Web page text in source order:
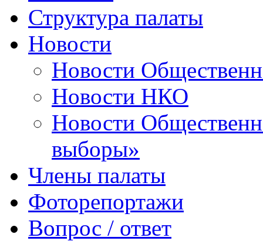
Структура палаты
Новости
Новости
Новости НКО
Новости
выборы»
Члены палаты
Фоторепортажи
Вопрос / ответ